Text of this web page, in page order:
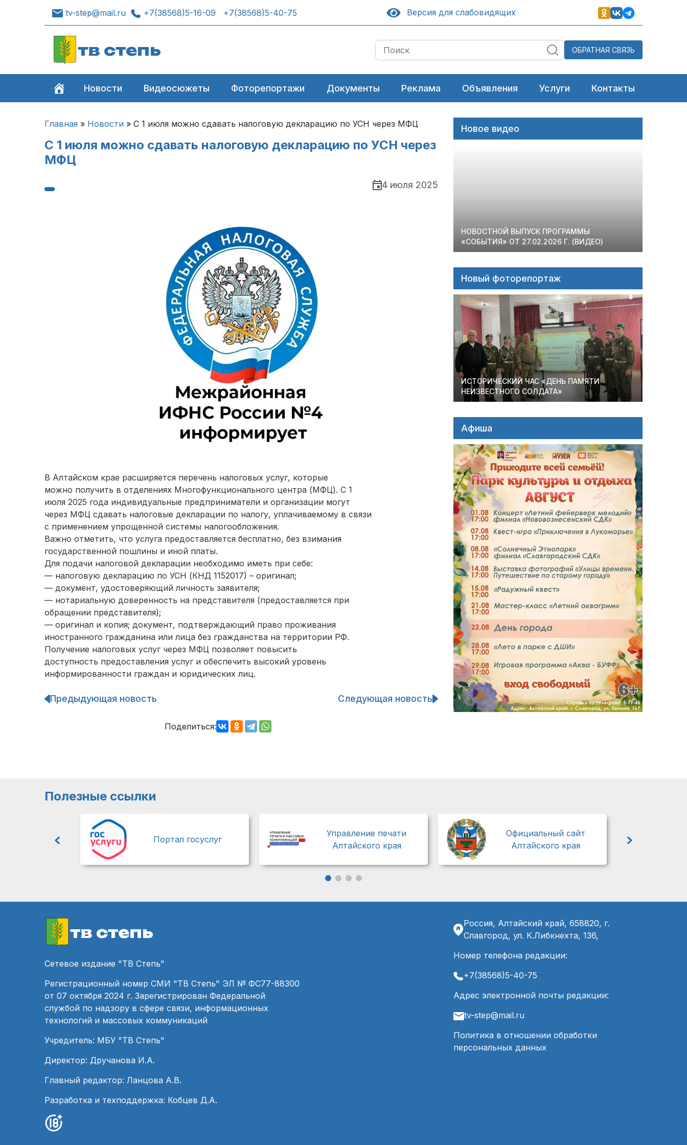
tv-step@mail.ru +7(38568)5-16-09 +7(38568)5-40-75 Версия для слабовидящих
тв степь ОБРАТНАЯ СВЯЗЬ
Новости Видеосюжеты Фоторепортажи Документы Реклама Объявления Услуги Контакты
Главная » Новости » С 1 июля можно сдавать налоговую декларацию по УСН через МФЦ
С 1 июля можно сдавать налоговую декларацию по УСН через
МФЦ
4 июля 2025
В Алтайском крае расширяется перечень налоговых услуг, которые
можно получить в отделениях Многофункционального центра (МФЦ). С 1
июля 2025 года индивидуальные предприниматели и организации могут
через МФЦ сдавать налоговые декларации по налогу, уплачиваемому в связи
с применением упрощенной системы налогообложения.
Важно отметить, что услуга предоставляется бесплатно, без взимания
государственной пошлины и иной платы.
Для подачи налоговой декларации необходимо иметь при себе:
— налоговую декларацию по УСН (КНД 1152017) – оригинал;
— документ, удостоверяющий личность заявителя;
— нотариальную доверенность на представителя (предоставляется при
обращении представителя);
— оригинал и копия; документ, подтверждающий право проживания
иностранного гражданина или лица без гражданства на территории РФ.
Получение налоговых услуг через МФЦ позволяет повысить
доступность предоставления услуг и обеспечить высокий уровень
информированности граждан и юридических лиц.
Навигация
Предыдующая новость Следующая новость
Поделиться:
Новое видео
НОВОСТНОЙ ВЫПУСК ПРОГРАММЫ
«СОБЫТИЯ» ОТ 27.02.2026 Г. (ВИДЕО)
Новый фоторепортаж
ИСТОРИЧЕСКИЙ ЧАС «ДЕНЬ ПАМЯТИ
НЕИЗВЕСТНОГО СОЛДАТА»
Афиша
Полезные ссылки
Портал госуслуг
Управление печати
Алтайского края
Официальный сайт
Алтайского края
тв степь
Сетевое издание "ТВ Степь"
Регистрационный номер СМИ "ТВ Степь" ЭЛ № ФС77-88300
от 07 октября 2024 г. Зарегистрирован Федеральной
службой по надзору в сфере связи, информационных
технологий и массовых коммуникаций
Учредитель: МБУ "ТВ Степь"
Директор: Дручанова И.А.
Главный редактор: Ланцова А.В.
Разработка и техподдержка: Кобцев Д.А.
Россия, Алтайский край, 658820, г.
Славгород, ул. К.Либкнехта, 136,
Номер телефона редакции:
+7(38568)5-40-75
Адрес электронной почты редакции:
tv-step@mail.ru
Политика в отношении обработки
персональных данных